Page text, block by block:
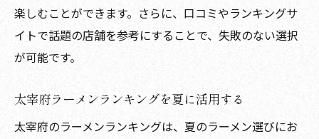
楽しむことができます。さらに、口コミやランキングサ
イトで話題の店舗を参考にすることで、失敗のない選択
が可能です。
太宰府ラーメンランキングを夏に活用する
太宰府のラーメンランキングは、夏のラーメン選びにお